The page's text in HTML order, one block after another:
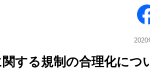
2020
する規制の合理化につ